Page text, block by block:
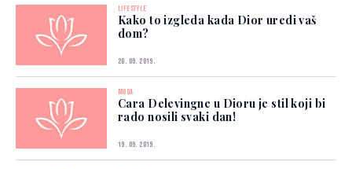
LIFESTYLE
Kako to izgleda kada Dior uredi vaš
dom?
20. 09. 2019.
MODA
Cara Delevingne u Dioru je stil koji bi
rado nosili svaki dan!
19. 09. 2019.